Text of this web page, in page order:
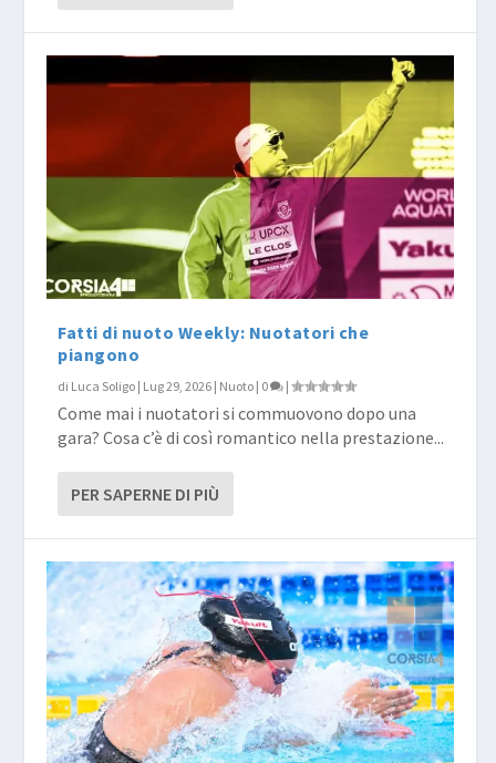
Fatti di nuoto Weekly: Nuotatori che
piangono
di Luca Soligo | Lug 29, 2026 | Nuoto | 0 |
Come mai i nuotatori si commuovono dopo una
gara? Cosa c’è di così romantico nella prestazione...
PER SAPERNE DI PIÙ